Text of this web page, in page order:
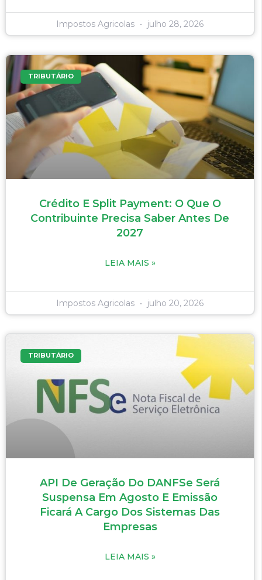
Impostos Agricolas julho 28, 2026
TRIBUTÁRIO
Crédito E Split Payment: O Que O
Contribuinte Precisa Saber Antes De
2027
LEIA MAIS »
Impostos Agricolas julho 20, 2026
TRIBUTÁRIO
API De Geração Do DANFSe Será
Suspensa Em Agosto E Emissão
Ficará A Cargo Dos Sistemas Das
Empresas
LEIA MAIS »